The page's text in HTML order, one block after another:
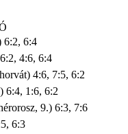
6:2, 6:4
6:2, 4:6, 6:4
4:6, 7:5, 6:2
6:4, 1:6, 6:2
9.) 6:3, 7:6
6:3